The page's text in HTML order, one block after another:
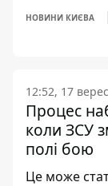
НОВИНИ КИЄВА
12:52, 17
Процес
коли ЗСУ
полі бою
Це може